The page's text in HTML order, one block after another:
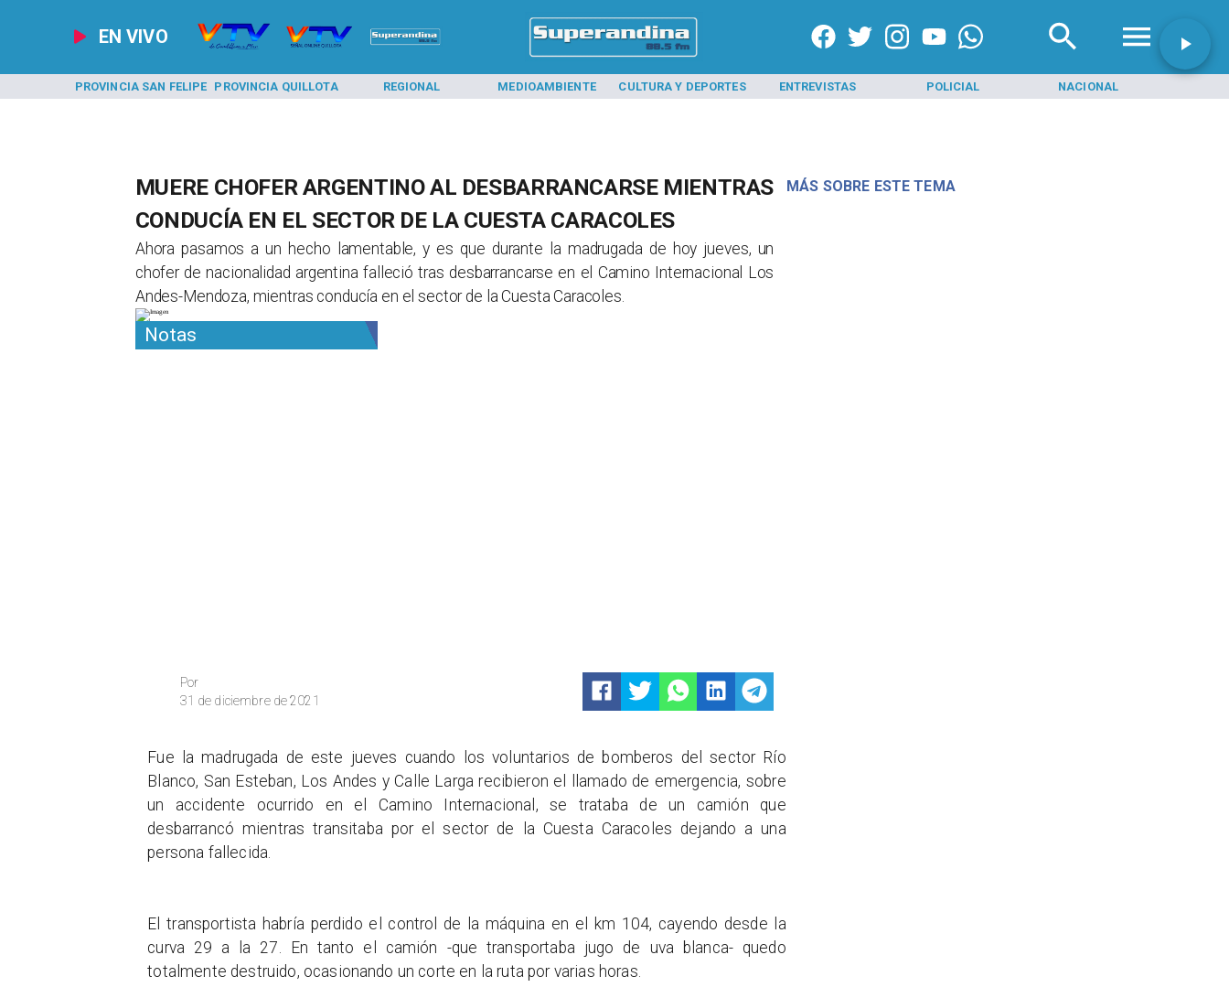
EN VIVO
PROVINCIA SAN FELIPE PROVINCIA QUILLOTA REGIONAL MEDIOAMBIENTE CULTURA Y DEPORTES ENTREVISTAS POLICIAL NACIONAL
Notas
Por
31 de diciembre de 2021
MÁS SOBRE ESTE TEMA
MUERE CHOFER ARGENTINO AL DESBARRANCARSE MIENTRAS
CONDUCÍA EN EL SECTOR DE LA CUESTA CARACOLES
Ahora pasamos a un hecho lamentable, y es que durante la madrugada de hoy jueves, un
chofer de nacionalidad argentina falleció tras desbarrancarse en el Camino Internacional Los
Andes-Mendoza, mientras conducía en el sector de la Cuesta Caracoles.
Fue la madrugada de este jueves cuando los voluntarios de bomberos del sector Río
Blanco, San Esteban, Los Andes y Calle Larga recibieron el llamado de emergencia, sobre
un accidente ocurrido en el Camino Internacional, se trataba de un camión que
desbarrancó mientras transitaba por el sector de la Cuesta Caracoles dejando a una
persona fallecida.
El transportista habría perdido el control de la máquina en el km 104, cayendo desde la
curva 29 a la 27. En tanto el camión -que transportaba jugo de uva blanca- quedo
totalmente destruido, ocasionando un corte en la ruta por varias horas.